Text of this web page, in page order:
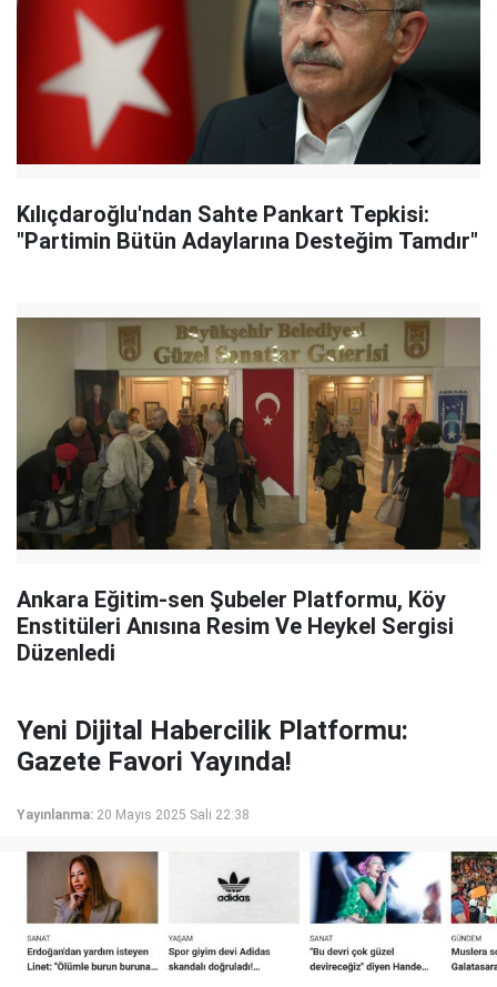
Kılıçdaroğlu'ndan Sahte Pankart Tepkisi:
"Partimin Bütün Adaylarına Desteğim Tamdır"
Ankara Eğitim-sen Şubeler Platformu, Köy
Enstitüleri Anısına Resim Ve Heykel Sergisi
Düzenledi
Yeni Dijital Habercilik Platformu:
Gazete Favori Yayında!
Yayınlanma: 20 Mayıs 2025 Salı 22:38